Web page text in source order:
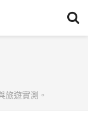
旅遊實測。